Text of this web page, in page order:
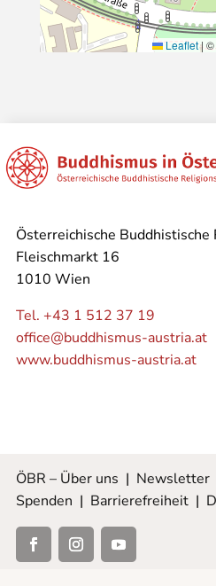
Leaflet|
Österreichische
Fleischmarkt 16
1010 Wien
Tel. +43 1 512 37 19
office@buddhismus-austria.at
www.buddhismus-austria.at
ÖBR – Über uns | Newsletter
Spenden | Barrierefreiheit|